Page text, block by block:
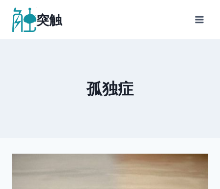
突触
孤独症